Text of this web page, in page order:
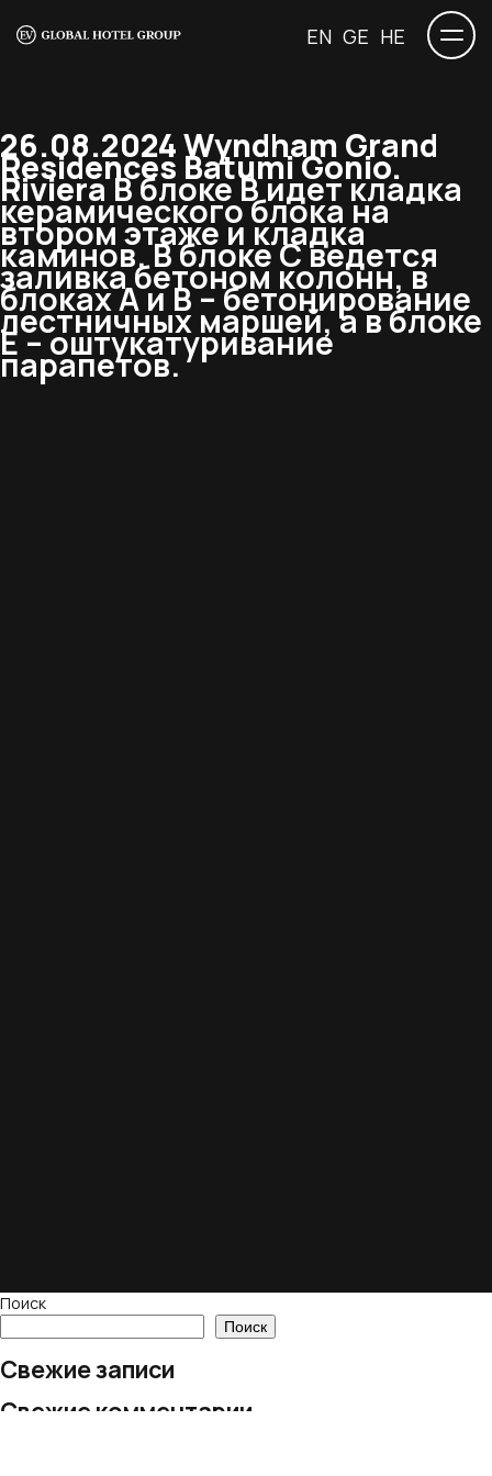
EN GE HE
26.08.2024 Wyndham Grand
Residences Batumi Gonio.
RivieraВ блоке В идет кладка
керамического блока на
втором этаже и кладка
каминов. В блоке С ведется
заливка бетоном колонн, в
блоках А и В – бетонирование
лестничных маршей, а в блоке
Е – оштукатуривание
парапетов.
Поиск
Поиск
Свежие записи
Свежие комментарии